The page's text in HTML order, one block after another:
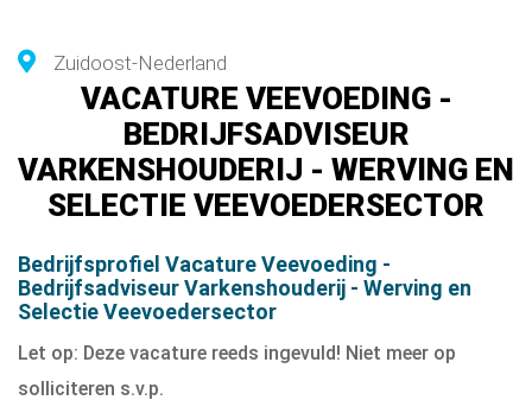
Zuidoost-Nederland
VACATURE VEEVOEDING -
BEDRIJFSADVISEUR
VARKENSHOUDERIJ - WERVING EN
SELECTIE VEEVOEDERSECTOR
Bedrijfsprofiel Vacature Veevoeding -
Bedrijfsadviseur Varkenshouderij - Werving en
Selectie Veevoedersector
Let op: Deze vacature reeds ingevuld! Niet meer op
solliciteren s.v.p.